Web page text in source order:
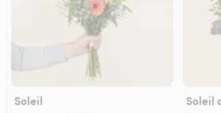
Soleil Soleil